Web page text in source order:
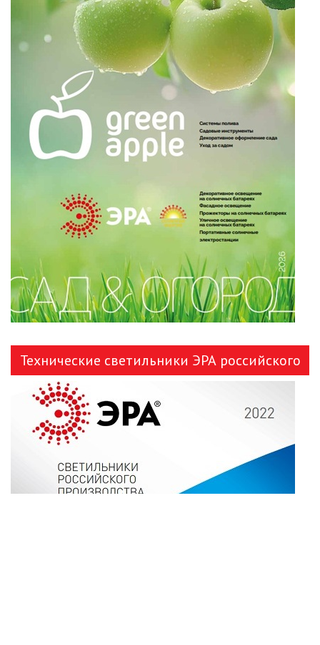
Технические светильники ЭРА российского